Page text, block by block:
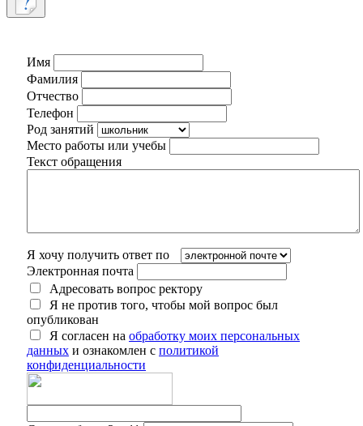
Имя
Фамилия
Отчество
Телефон
Род занятий
Место работы или учебы
Текст обращения
Я хочу получить ответ по
Электронная почта
Адресовать вопрос ректору
Я не против того, чтобы мой вопрос был
опубликован
Я согласен на обработку моих персональных
данных и ознакомлен с политикой
конфиденциальности